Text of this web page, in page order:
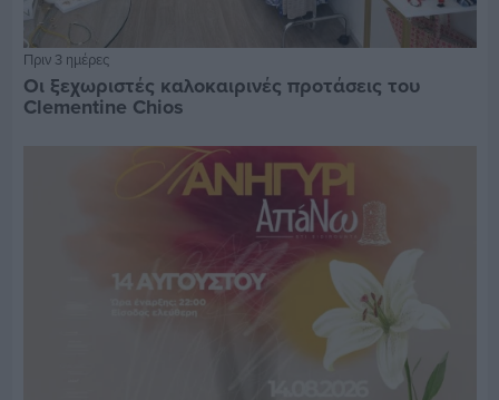
Πριν 3 ημέρες
Οι ξεχωριστές καλοκαιρινές προτάσεις του
Clementine Chios